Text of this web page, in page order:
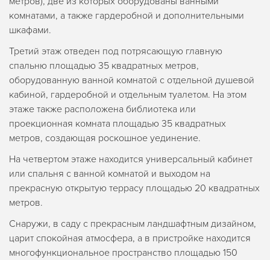
комнатами, а также гардеробной и дополнительными
шкафами.
Третий этаж отведен под потрясающую главную
спальню площадью 35 квадратных метров,
оборудованную ванной комнатой с отдельной душевой
кабиной, гардеробной и отдельным туалетом. На этом
этаже также расположена библиотека или
проекционная комната площадью 35 квадратных
метров, создающая роскошное уединение.
На четвертом этаже находится универсальный кабинет
или спальня с ванной комнатой и выходом на
прекрасную открытую террасу площадью 20 квадратных
метров.
Снаружи, в саду с прекрасным ландшафтным дизайном,
царит спокойная атмосфера, а в пристройке находится
многофункциональное пространство площадью 150